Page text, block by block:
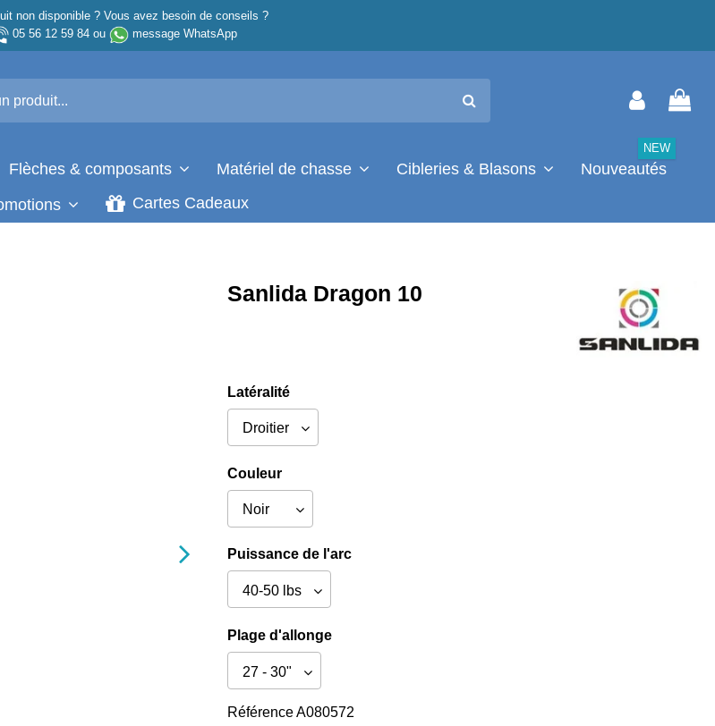
non disponible ? Vous avez besoin de conseils ?
05 56 12 59 84ou message WhatsApp
Flèches & composants Matériel de chasse Cibleries & Blasons Nouveautés
NEW
Cartes Cadeaux
Sanlida Dragon 10
Latéralité
Couleur
Puissance de l'arc
Plage d'allonge
RéférenceA080572